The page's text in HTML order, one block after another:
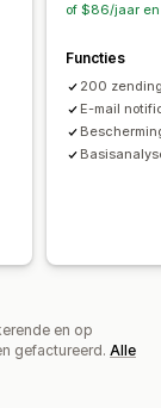
of $86/jaar
Functies
200
E-mail
en op
gefactureerd. Alle